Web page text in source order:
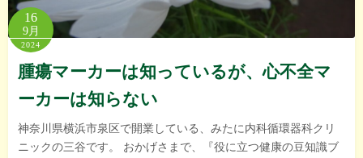
16
9月
2024
腫瘍マーカーは知っているが、心不全マ
ーカーは知らない
神奈川県横浜市泉区で開業している、みたに内科循環器科クリ
ニックの三谷です。 おかげさまで、『役に立つ健康の豆知識ブ